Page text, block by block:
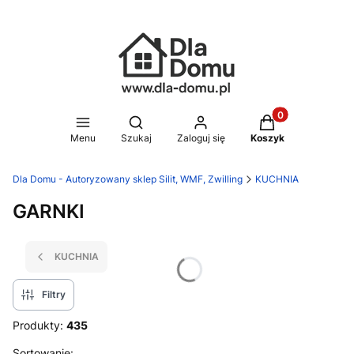
Menu
Otwórz wyszukiwarkę
Szukaj Zaloguj się
Produkty w
Koszyk
Dla Domu - Autoryzowany sklep Silit, WMF, Zwilling KUCHNIA
GARNKI
KUCHNIA
Filtry
Produkty: 435